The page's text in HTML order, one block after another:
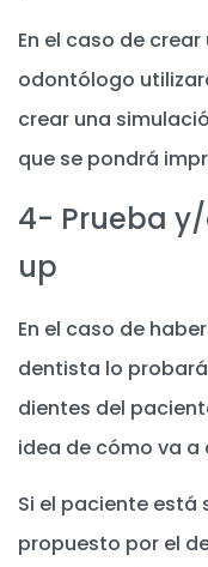
En el caso de
odontólogo
crear una
que se pondrá
4- Prueba
up
En el caso de
dentista lo
dientes del
idea de cómo va a
Si el paciente
propuesto por el